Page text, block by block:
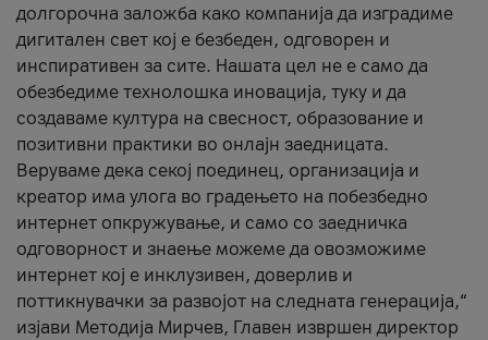
долгорочна заложба како компанија да изградиме
дигитален свет кој е безбеден, одговорен и
инспиративен за сите. Нашата цел не е само да
обезбедиме технолошка иновација, туку и да
создаваме култура на свесност, образование и
позитивни практики во онлајн заедницата.
Веруваме дека секој поединец, организација и
креатор има улога во градењето на побезбедно
интернет опкружување, и само со заедничка
одговорност и знаење можеме да овозможиме
интернет кој е инклузивен, доверлив и
поттикнувачки за развојот на следната генерација,“
изјави Методија Мирчев, Главен извршен директор